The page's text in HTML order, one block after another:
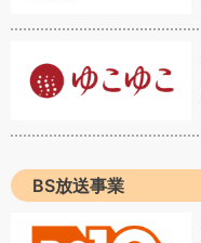
BS放送事業